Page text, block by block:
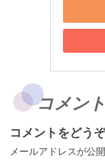
コメント
コメントをどうぞ
メールアドレスが公